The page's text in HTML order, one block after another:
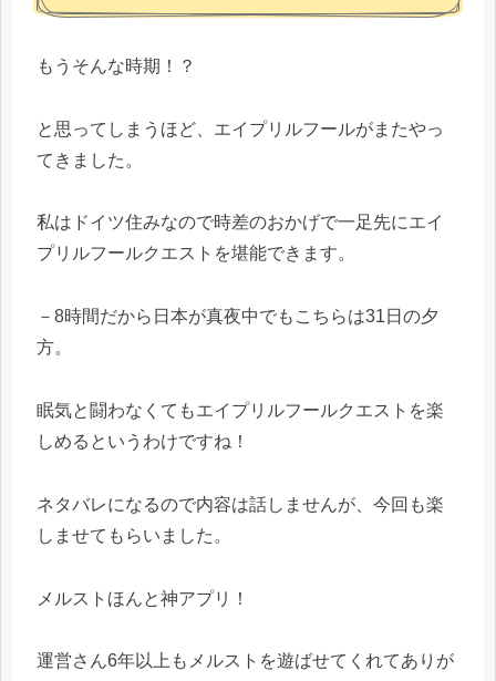
もうそんな時期！？
と思ってしまうほど、エイプリルフールがまたやっ
てきました。
私はドイツ住みなので時差のおかげで一足先にエイ
プリルフールクエストを堪能できます。
－8時間だから日本が真夜中でもこちらは31日の夕
方。
眠気と闘わなくてもエイプリルフールクエストを楽
しめるというわけですね！
ネタバレになるので内容は話しませんが、今回も楽
しませてもらいました。
メルストほんと神アプリ！
運営さん6年以上もメルストを遊ばせてくれてありが